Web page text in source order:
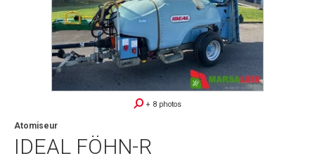
+ 8 photos
IDEAL FÖHN-R
Atomiseur